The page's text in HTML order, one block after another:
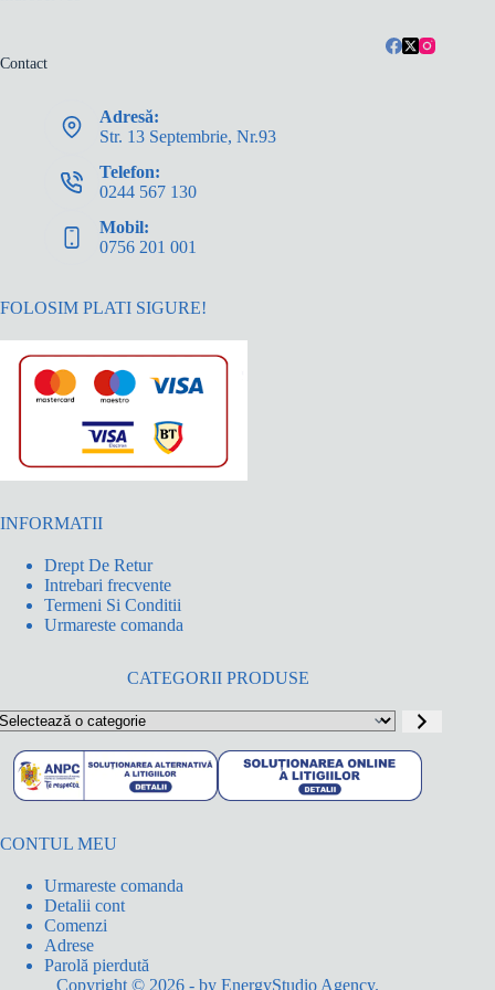
Contact
Adresă:
Str. 13 Septembrie, Nr.93
Telefon:
0244 567 130
Mobil:
0756 201 001
FOLOSIM PLATI SIGURE!
INFORMATII
Drept De Retur
Intrebari frecvente
Termeni Si Conditii
Urmareste comanda
CATEGORII PRODUSE
CONTUL MEU
Urmareste comanda
Detalii cont
Comenzi
Adrese
Parolă pierdută
Copyright © 2026 - byEnergyStudio Agency.